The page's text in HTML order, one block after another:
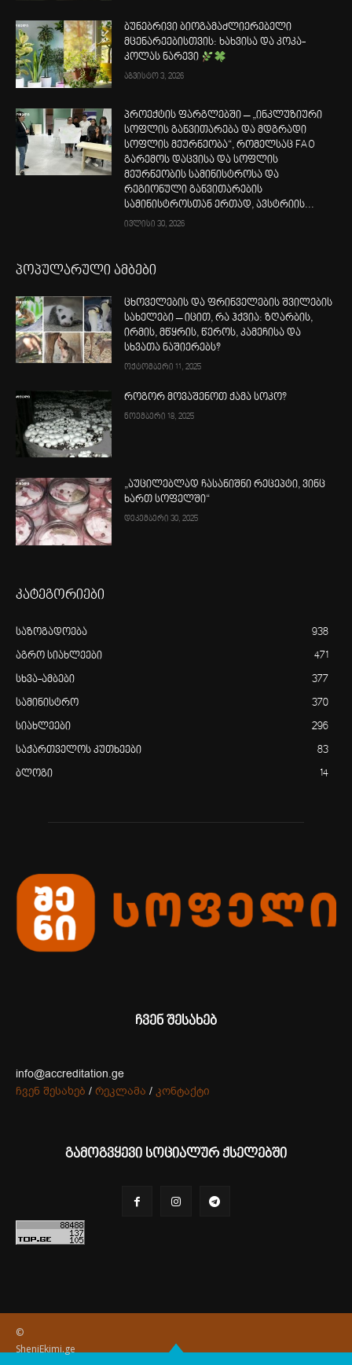
ბუნებრივი ბიოგამაძლიერებელი
მცენარეებისთვის: ხახვისა და კოკა-
კოლას ნარევი
აგვისტო 3, 2026
პროექტის ფარგლებში – „ინკლუზიური
სოფლის განვითარება და მდგრადი
სოფლის მეურნეობა“, რომელსაც FAO
გარემოს დაცვისა და სოფლის
მეურნეობის სამინისტროსა და
რეგიონული განვითარების
სამინისტროსთან ერთად, ავსტრიის...
ივლისი 30, 2026
პოპულარული ამბები
ცხოველების და ფრინველების შვილების
სახელები – იცით, რა ჰქვია: ზღარბის,
ირმის, მწყრის, წეროს, კამეჩისა და
სხვათა ნაშიერებს?
ოქტომბერი 11, 2025
როგორ მოვაშენოთ ქამა სოკო?
ნოემბერი 18, 2025
„აუცილებლად ჩასანიშნი რეცეპტი, ვინც
ხართ სოფელში“
დეკემბერი 30, 2025
კატეგორიები
საზოგადოება 938
აგრო სიახლეები 471
სხვა-ამბები 377
სამინისტრო 370
სიახლეები 296
საქართველოს კუთხეები 83
ბლოგი 14
ჩვენ შესახებ
info@accreditation.ge
ჩვენ შესახებ / რეკლამა / კონტაქტი
გამოგვყევი სოციალურ ქსელებში
©
SheniEkimi.ge